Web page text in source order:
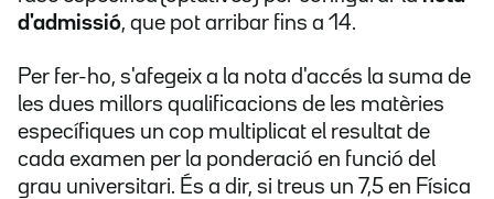
d'admissió, que pot arribar fins a 14.
Per fer-ho, s'afegeix a la nota d'accés la suma de
les dues millors qualificacions de les matèries
específiques un cop multiplicat el resultat de
cada examen per la ponderació en funció del
grau universitari. És a dir, si treus un 7,5 en Física